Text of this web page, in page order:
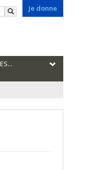
Je donne
Rechercher